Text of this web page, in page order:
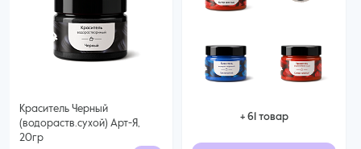
Краситель Черный
(водораств.сухой) Арт-Я,
20гр
+ 61 товар